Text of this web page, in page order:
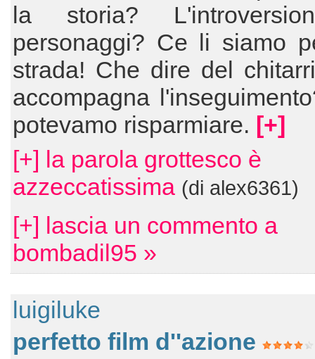
la storia?
personaggi? Ce li siamo
strada! Che dire del
accompagna
potevamo risparmiare. [+]
[+] la parola grottesco è
azzeccatissima (di alex6361)
[+] lascia un commento a
bombadil95 »
luigiluke
perfetto film d''azione